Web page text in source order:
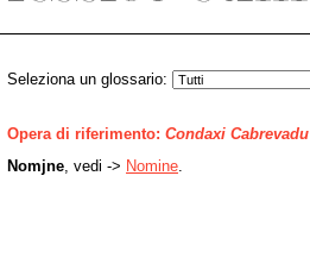
Seleziona un glossario:
Opera di riferimento: Condaxi Cabrevadu
Nomjne , vedi -> Nomine